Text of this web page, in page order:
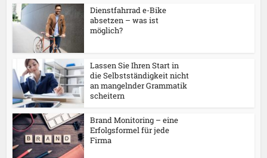
Dienstfahrrad e-Bike
absetzen – was ist
möglich?
Lassen Sie Ihren Start in
die Selbstständigkeit nicht
an mangelnder Grammatik
scheitern
Brand Monitoring – eine
Erfolgsformel für jede
Firma